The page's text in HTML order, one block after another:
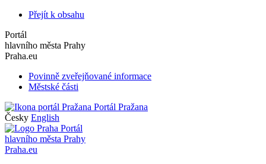
Přejít k obsahu
Portál
hlavního města Prahy
Praha.eu
Povinně zveřejňované informace
Městské části
Portál Pražana
Česky English
Portál
hlavního města Prahy
Praha.eu